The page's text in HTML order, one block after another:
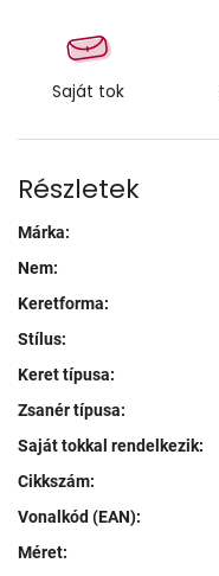
Saját tok
Részletek
Márka:
Nem:
Keretforma:
Stílus:
Keret típusa:
Zsanér típusa:
Saját tokkal rendelkezik:
Cikkszám:
Vonalkód (EAN):
Méret: